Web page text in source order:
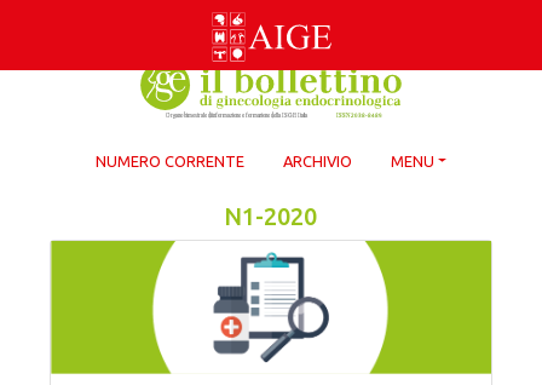
NUMERO CORRENTE ARCHIVIO MENU
N1-2020